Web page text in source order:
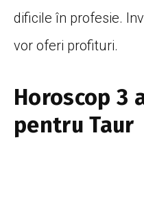
dificile în profesie.
vor oferi profituri.
Horoscop 3
pentru Taur